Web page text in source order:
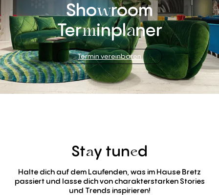
Showroom
Terminplaner
Termin vereinbaren
Stay tuned
Halte dich auf dem Laufenden, was im Hause Bretz
passiert und lasse dich von charakterstarken Stories
und Trends inspirieren!